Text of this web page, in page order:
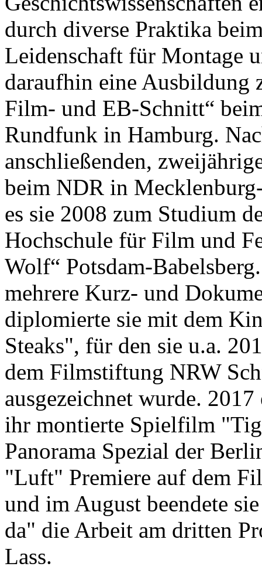
durch diverse Praktika
Leidenschaft für Montage
daraufhin eine Ausbildung
Film- und EB-Schnitt“
Rundfunk in Hamburg.
anschließenden,
beim NDR in
es sie 2008 zum Studium
Hochschule für Film und
Wolf“ Potsdam-
mehrere Kurz- und
diplomierte sie mit dem
Steaks", für den sie u.a.
dem Filmstiftung NRW
ausgezeichnet wurde.
ihr montierte Spielfilm
Panorama Spezial der
"Luft" Premiere auf dem
und im August beendete
da" die Arbeit am dritten
Lass.